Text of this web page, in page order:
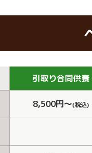
引取り合同供養
8,500円～(税込)